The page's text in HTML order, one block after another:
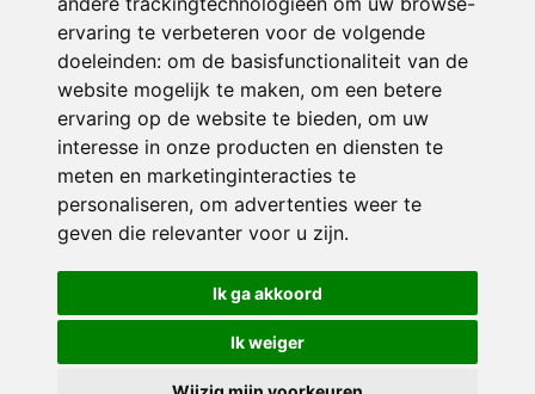
ervaring te verbeteren voor de volgende
doeleinden: om de basisfunctionaliteit van de
website mogelijk te maken, om een betere
ervaring op de website te bieden, om uw
interesse in onze producten en diensten te
meten en marketinginteracties te
personaliseren, om advertenties weer te
geven die relevanter voor u zijn.
Ik ga akkoord
Ik weiger
© 2026 IKC ’t Palet | Alle rechten voorbehouden
Privacy policy|Disclaimer| Klachtenregeling|RSIN en Anbi
voorkeuren
Crealisatie The MindOffice